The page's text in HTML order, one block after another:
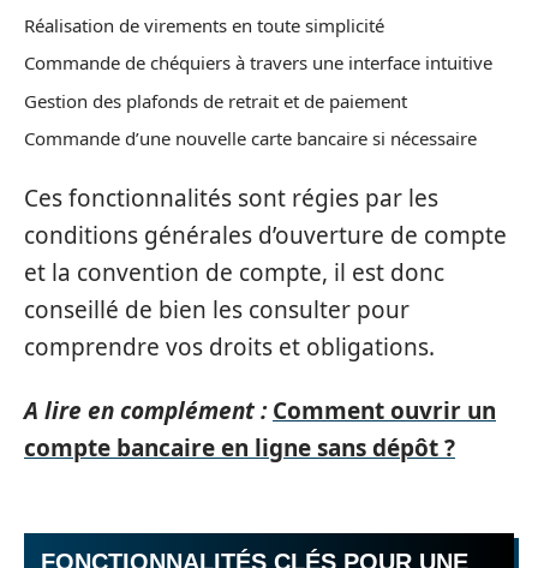
Réalisation de virements en toute simplicité
Commande de chéquiers à travers une interface intuitive
Gestion des plafonds de retrait et de paiement
Commande d’une nouvelle carte bancaire si nécessaire
Ces fonctionnalités sont régies par les
conditions générales d’ouverture de compte
et la convention de compte, il est donc
conseillé de bien les consulter pour
comprendre vos droits et obligations.
A lire en complément : Comment ouvrir un
compte bancaire en ligne sans dépôt ?
FONCTIONNALITÉS CLÉS POUR UNE